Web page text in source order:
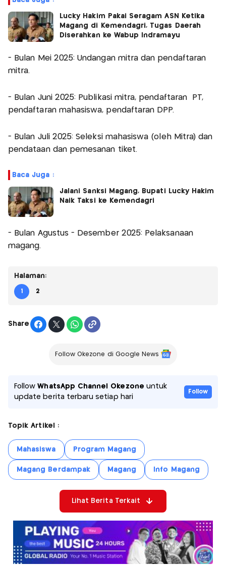
Lucky Hakim Pakai Seragam ASN Ketika
Magang di Kemendagri, Tugas Daerah
Diserahkan ke Wabup Indramayu
- Bulan Mei 2025: Undangan mitra dan pendaftaran
mitra.
- Bulan Juni 2025: Publikasi mitra, pendaftaran PT,
pendaftaran mahasiswa, pendaftaran DPP.
- Bulan Juli 2025: Seleksi mahasiswa (oleh Mitra) dan
pendataan dan pemesanan tiket.
Baca Juga :
Jalani Sanksi Magang, Bupati Lucky Hakim
Naik Taksi ke Kemendagri
- Bulan Agustus - Desember 2025: Pelaksanaan
magang.
Halaman:
1 2
Share
Follow Okezone di Google News
FollowWhatsApp Channel Okezone untuk
update berita terbaru setiap hari
Follow
Topik Artikel :
Mahasiswa Program Magang
Magang Berdampak Magang Info Magang
Lihat Berita Terkait